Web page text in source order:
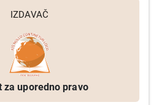
IZDAVAČ
za uporedno pravo